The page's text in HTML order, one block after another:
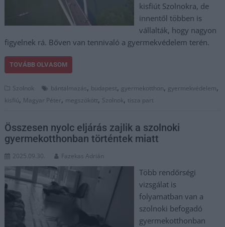
kisfiút Szolnokra, de
innentől többen is
vállalták, hogy nagyon
figyelnek rá. Bőven van tennivaló a gyermekvédelem terén.
TOVÁBB OLVASOM
Szolnok bántalmazás, budapest, gyermekotthon, gyermekvédelem,
kisfiú, Magyar Péter, megszökött, Szolnok, tisza part
Összesen nyolc eljárás zajlik a szolnoki
gyermekotthonban történtek miatt
2025.09.30. Fazekas Adrián
Több rendőrségi
vizsgálat is
folyamatban van a
szolnoki befogadó
gyermekotthonban